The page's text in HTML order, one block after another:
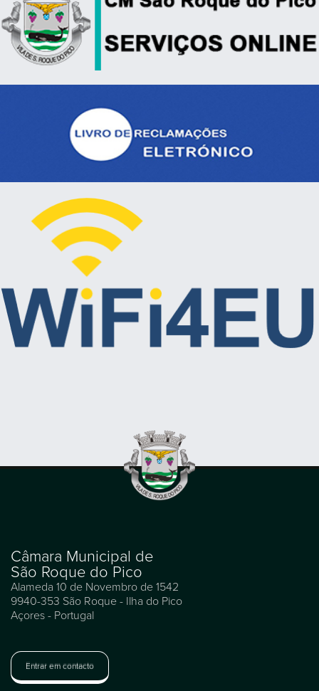
Câmara Municipal de
São Roque do Pico
Alameda 10 de Novembro de 1542
9940-353 São Roque - Ilha do Pico
Açores - Portugal
Entrar em contacto